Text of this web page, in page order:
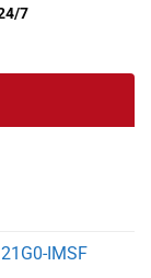
7
IMSF